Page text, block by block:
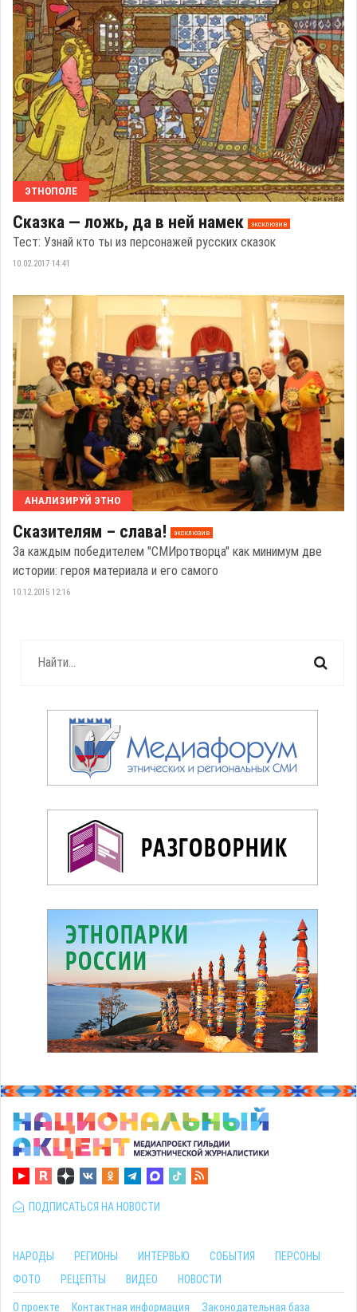
ЭТНОПОЛЕ
Сказка — ложь, да в ней намек эксклюзив
Тест: Узнай кто ты из персонажей русских сказок
10.02.2017 14:41
АНАЛИЗИРУЙ ЭТНО
Сказителям – слава! эксклюзив
За каждым победителем "СМИротворца" как минимум две
истории: героя материала и его самого
10.12.2015 12:16
ПОДПИСАТЬСЯ НА НОВОСТИ
НАРОДЫ РЕГИОНЫ ИНТЕРВЬЮ СОБЫТИЯ
ПЕРСОНЫ
ФОТО
РЕЦЕПТЫ ВИДЕО НОВОСТИ
О проекте Контактная информация Законодательная база